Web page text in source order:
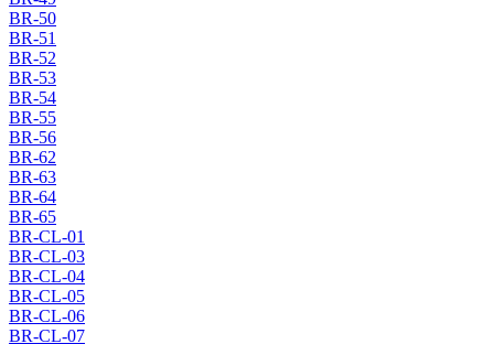
BR-50
BR-51
BR-52
BR-53
BR-54
BR-55
BR-56
BR-62
BR-63
BR-64
BR-65
BR-CL-01
BR-CL-03
BR-CL-04
BR-CL-05
BR-CL-06
BR-CL-07